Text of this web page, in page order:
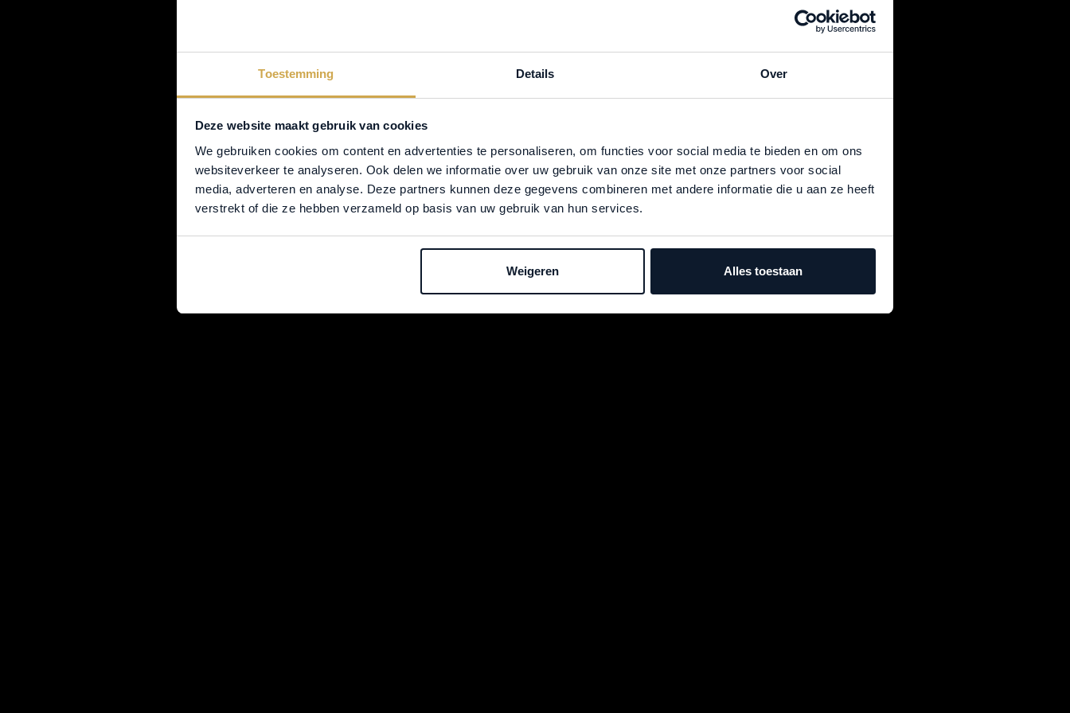
Toestemming Details Over
Deze website maakt gebruik van cookies
We gebruiken cookies om content en advertenties te personaliseren, om functies voor social media te bieden en om ons
websiteverkeer te analyseren. Ook delen we informatie over uw gebruik van onze site met onze partners voor social
media, adverteren en analyse. Deze partners kunnen deze gegevens combineren met andere informatie die u aan ze heeft
verstrekt of die ze hebben verzameld op basis van uw gebruik van hun services.
Weigeren Alles toestaan
404
PAGINA NIET GEVONDEN
Het lijkt erop dat deze pagina niet (meer) bestaat.
NAAR HOME